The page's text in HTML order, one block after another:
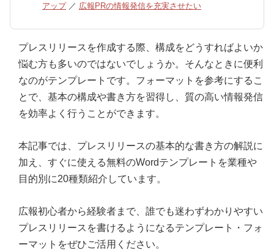
アップ／ 広報PRの情報発信を充実させたい
プレスリリースを作成する際、構成をどうすればよいか
悩む方も多いのではないでしょうか。そんなときに便利
なのがテンプレートです。フォーマットを参考にするこ
とで、基本の構成や書き方を習得し、質の高い情報発信
を効率よく行うことができます。
本記事では、プレスリリースの基本的な書き方の解説に
加え、すぐに使える無料のWordテンプレートを業種や
目的別に20種類紹介しています。
広報初心者から経験者まで、誰でも迷わずわかりやすい
プレスリリースを書けるようになるテンプレート・フォ
ーマットをぜひご活用ください。